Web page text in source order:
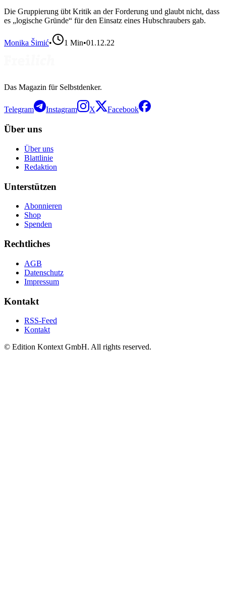
Die Gruppierung übt Kritik an der Forderung und glaubt nicht, dass
es „logische Gründe“ für den Einsatz eines Hubschraubers gab.
Monika Šimić• 1 Min•01.12.22
Das Magazin für Selbstdenker.
Telegram Instagram X Facebook
Über uns
Über uns
Blattlinie
Redaktion
Unterstützen
Abonnieren
Shop
Spenden
Rechtliches
AGB
Datenschutz
Impressum
Kontakt
RSS-Feed
Kontakt
© Edition Kontext GmbH. All rights reserved.